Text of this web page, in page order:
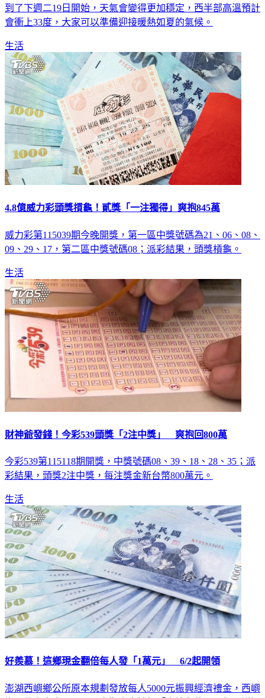
到了下週二19日開始，天氣會變得更加穩定，西半部高溫預計
會衝上33度，大家可以準備迎接暖熱如夏的氣候。
生活
4.8億威力彩頭獎摃龜！貳獎「一注獨得」爽抱845萬
威力彩第115039期今晚開獎，第一區中獎號碼為21、06、08、
09、29、17，第二區中獎號碼08；派彩結果，頭獎槓龜。
生活
財神爺發錢！今彩539頭獎「2注中獎」 爽抱回800萬
今彩539第115118期開獎，中獎號碼08、39、18、28、35；派
彩結果，頭獎2注中獎，每注獎金新台幣800萬元。
生活
好羨慕！這鄉現金翻倍每人發「1萬元」 6/2起開領
澎湖西嶼鄉公所原本規劃發放每人5000元振興經濟禮金，西嶼